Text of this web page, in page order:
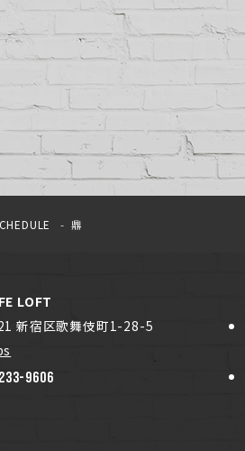
鼎
LOFT
新宿区歌舞伎町1-28-5
9606